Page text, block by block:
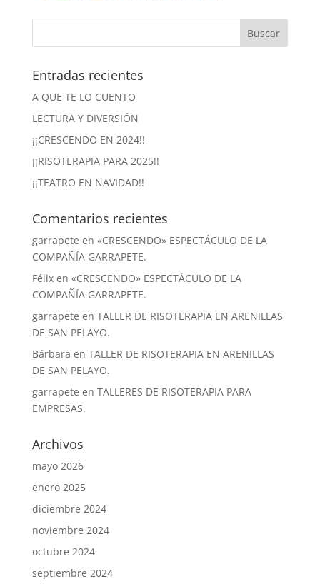
Entradas recientes
A QUE TE LO CUENTO
LECTURA Y DIVERSIÓN
¡¡CRESCENDO EN 2024!!
¡¡RISOTERAPIA PARA 2025!!
¡¡TEATRO EN NAVIDAD!!
Comentarios recientes
garrapete en «CRESCENDO» ESPECTÁCULO DE LA
COMPAÑÍA GARRAPETE.
Félixen «CRESCENDO» ESPECTÁCULO DE LA
COMPAÑÍA GARRAPETE.
garrapete en TALLER DE RISOTERAPIA EN ARENILLAS
DE SAN PELAYO.
Bárbara en TALLER DE RISOTERAPIA EN ARENILLAS
DE SAN PELAYO.
garrapete en TALLERES DE RISOTERAPIA PARA
EMPRESAS.
Archivos
mayo 2026
enero 2025
diciembre 2024
noviembre 2024
octubre 2024
septiembre 2024